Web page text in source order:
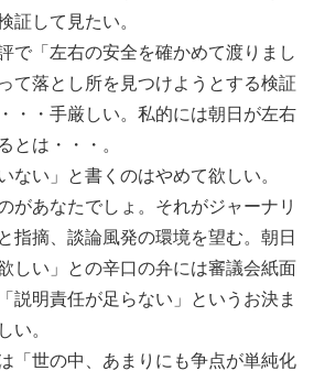
証して見たい。
で「左右の安全を確かめて渡りまし
て落とし所を見つけようとする検証
・・手厳しい。私的には朝日が左右
とは・・・。
ない」と書くのはやめて欲しい。
があなたでしょ。それがジャーナリ
指摘、談論風発の環境を望む。朝日
しい」との辛口の弁には審議会紙面
説明責任が足らない」というお決ま
い。
「世の中、あまりにも争点が単純化